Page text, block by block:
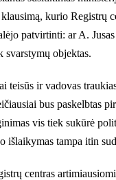
kurio Registrų
patvirtinti: ar A.
svarstymų objektas.
teisūs ir vadovas
bus paskelbtas
vis tiek sukūrė
išlaikymas tampa itin
centras